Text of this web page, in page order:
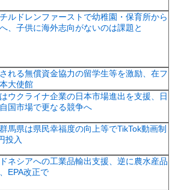
ルドレンファーストで幼稚園・保育所から
、子供に海外志向がないのは課題と
れる無償資金協力の留学生等を激励、在フ
大使館
ウクライナ企業の日本市場進出を支援、日
国市場で更なる競争へ
馬県は県民幸福度の向上等でTikTok動画制
投入
ネシアへの工業品輸出支援、逆に農水産品
EPA改正で